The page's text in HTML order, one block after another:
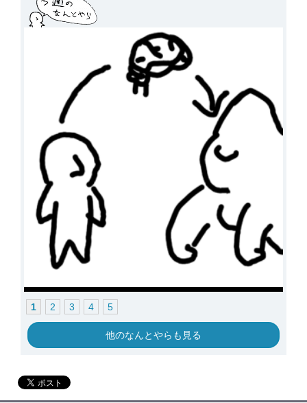
1 2 3 4 5
他のなんとやらも見る